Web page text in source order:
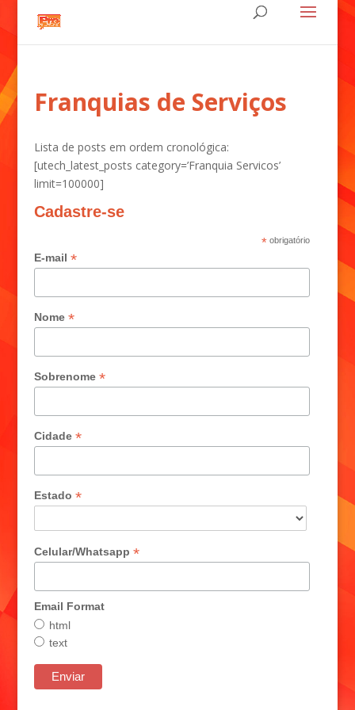
Franquias de Serviços
Lista de posts em ordem cronológica:
[utech_latest_posts category=’Franquia Servicos’
limit=100000]
Cadastre-se
*obrigatório
E-mail *
Nome *
Sobrenome *
Cidade *
Estado *
Celular/Whatsapp *
Email Format
html
text